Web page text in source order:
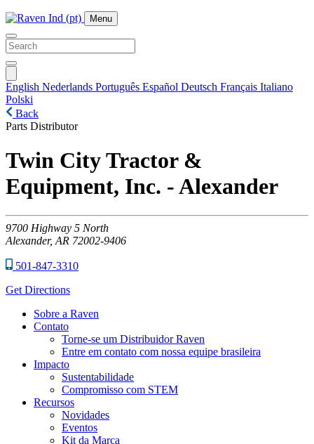
Menu
English Nederlands Português Español Deutsch Français Italiano
Polski
Back
Parts Distributor
Twin City Tractor &
Equipment, Inc. - Alexander
9700 Highway 5 North
Alexander, AR 72002-9406
501-847-3310
Get Directions
Sobre a Raven
Contato
Torne-se um Distribuidor Raven
Entre em contato com nossa equipe brasileira
Impacto
Sustentabilidade
Compromisso com STEM
Recursos
Novidades
Eventos
Kit da Marca